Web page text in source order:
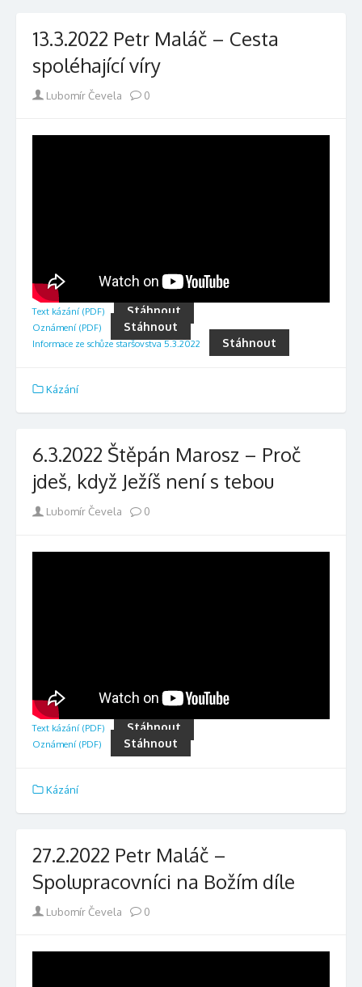
13.3.2022 Petr Maláč – Cesta
spoléhající víry
Author
Lubomír Čevela 0
Text kázání (PDF) Stáhnout
Oznámení (PDF) Stáhnout
Informace ze schůze staršovstva 5.3.2022 Stáhnout
Kázání
6.3.2022 Štěpán Marosz – Proč
jdeš, když Ježíš není s tebou
Author
Lubomír Čevela 0
Text kázání (PDF) Stáhnout
Oznámení (PDF) Stáhnout
Kázání
27.2.2022 Petr Maláč –
Spolupracovníci na Božím díle
Author
Lubomír Čevela 0